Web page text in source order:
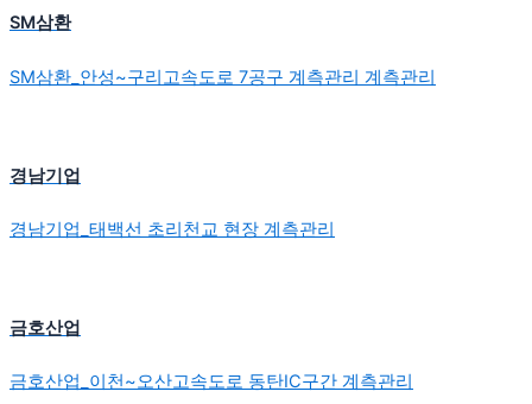
SM삼환
SM삼환_안성~구리고속도로 7공구 계측관리 계측관리
경남기업
경남기업_태백선 초리천교 현장 계측관리
금호산업
금호산업_이천~오산고속도로 동탄IC구간 계측관리